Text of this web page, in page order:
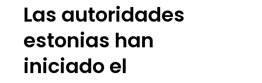
Las autoridades
estonias han
iniciado el